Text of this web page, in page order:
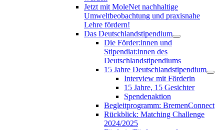
Jetzt mit MoleNet nachhaltige
Umweltbeobachtung und praxisnahe
Lehre fördern!
Das Deutschlandstipendium
Die Förder:innen und
Stipendiat:innen des
Deutschlandstipendiums
15 Jahre Deutschlandstipendium
Interview mit Förderin
15 Jahre, 15 Gesichter
Spendenaktion
Begleitprogramm: BremenConnect
Rückblick: Matching Challenge
2024/2025